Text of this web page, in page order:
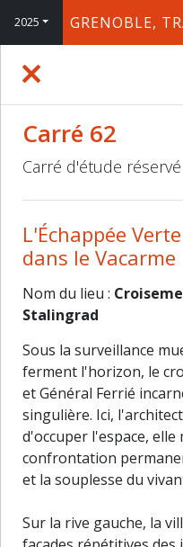
2025 GRENOBLE,
+
Carré 62
Carré d'étude réservé
L'Échappée
dans le Vacarme
Nom du lieu :
Stalingrad
Sous la surveillance
ferment l'horizon, le
et Général Ferrié
singulière. Ici,
d'occuper l'espace, elle
confrontation
et la souplesse du
Sur la rive gauche, la